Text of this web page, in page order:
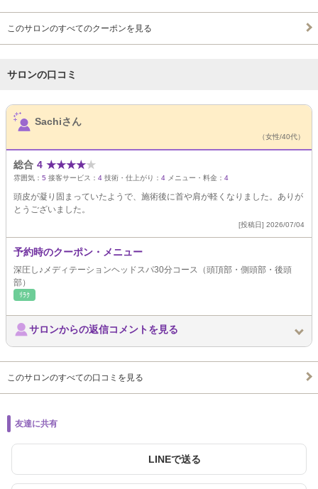
このサロンのすべてのクーポンを見る
サロンの口コミ
サロンPick Up
Sachiさん
（女性/40代）
総合 4 ★★★★★
雰囲気： 5 接客サービス： 4 技術・仕上がり： 4 メニュー・料金： 4
頭皮が凝り固まっていたようで、施術後に首や肩が軽くなりました。ありが
とうございました。
[投稿日] 2026/07/04
予約時のクーポン・メニュー
深圧し♪メディテーションヘッドスパ30分コース（頭頂部・側頭部・後頭
部）
ﾘﾗｸ
サロンからの返信コメントを見る
このサロンのすべての口コミを見る
友達に共有
LINEで送る